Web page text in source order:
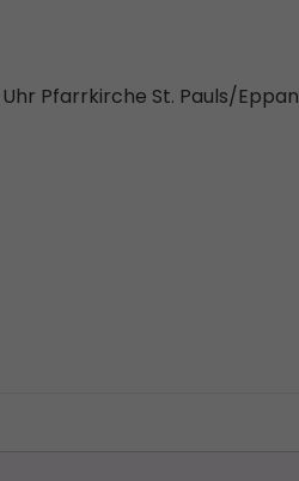
Pfarrkirche St. Pauls/Eppan